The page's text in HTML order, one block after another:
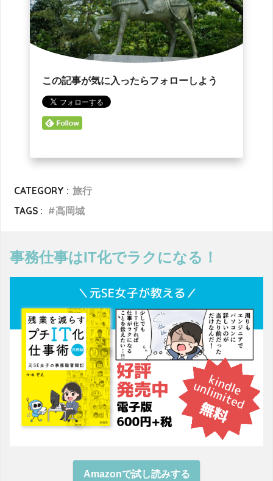
この記事が気に入ったらフォローしよう
CATEGORY : 旅行
TAGS :
高岡城
事務仕事はIT化でラクになる！
Amazonで試し読みする